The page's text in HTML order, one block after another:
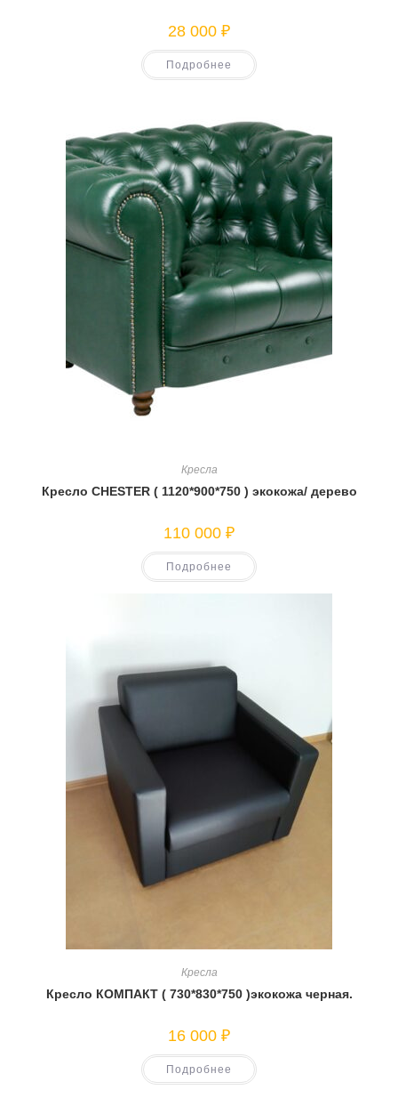
28 000 ₽
Подробнее
Кресла
Кресло CHESTER ( 1120*900*750 ) экокожа/ дерево
110 000 ₽
Подробнее
Кресла
Кресло КОМПАКТ ( 730*830*750 )экокожа черная.
16 000 ₽
Подробнее